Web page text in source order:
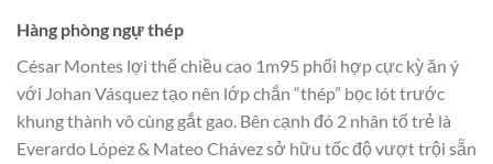
Hàng phòng ngự thép
César Montes lợi thế chiều cao 1m95 phối hợp cực kỳ ăn ý
với Johan Vásquez tạo nên lớp chắn “thép” bọc lót trước
khung thành vô cùng gắt gao. Bên cạnh đó 2 nhân tố trẻ là
Everardo López & Mateo Chávez sở hữu tốc độ vượt trội sẵn